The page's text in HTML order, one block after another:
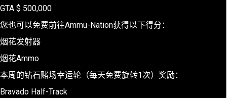
GTA $ 500,000
您也可以免费前往Ammu-Nation获得以下得分：
烟花发射器
烟花Ammo
本周的钻石赌场幸运轮（每天免费旋转1次）奖励：
Bravado Half-Track